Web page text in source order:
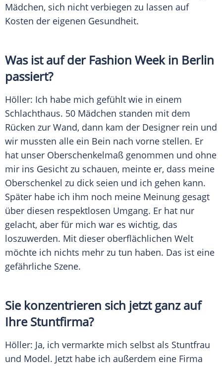
Mädchen, sich nicht verbiegen zu lassen auf
Kosten der eigenen Gesundheit.
Was ist auf der Fashion Weekin Berlin
passiert?
Höller: Ich habe mich gefühlt wie in einem
Schlachthaus. 50 Mädchen standen mit dem
Rücken zur Wand, dann kam der Designer rein und
wir mussten alle ein Bein nach vorne stellen. Er
hat unser Oberschenkelmaß genommen und ohne
mir ins Gesicht zu schauen, meinte er, dass meine
Oberschenkel zu dick seien und ich gehen kann.
Später habe ich ihm noch meine Meinung gesagt
über diesen respektlosen Umgang. Er hat nur
gelacht, aber für mich war es wichtig, das
loszuwerden. Mit dieser oberflächlichen Welt
möchte ich nichts mehr zu tun haben. Das ist eine
gefährliche Szene.
Sie konzentrieren sich jetzt ganz auf
Ihre Stuntfirma?
Höller: Ja, ich vermarkte mich selbst als Stuntfrau
und Model. Jetzt habe ich außerdem eine Firma